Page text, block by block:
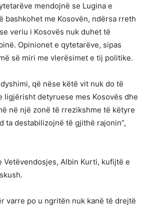
mendojnë se Lugina e
bashkohet me Kosovën, ndërsa rreth
veriu i Kosovës nuk duhet të
Opinionet e qytetarëve, sipas
së miri me vlerësimet e tij politike.
që nëse këtë vit nuk do të
ligjërisht detyruese mes Kosovës dhe
në një zonë të rrezikshme të këtyre
ta destabilizojnë të gjithë rajonin”,
Vetëvendosjes, Albin Kurti, kufijtë e
varre po u ngritën nuk kanë të drejtë